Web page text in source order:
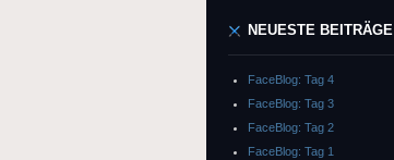
NEUESTE BEITRÄGE
FaceBlog: Tag 4
FaceBlog: Tag 3
FaceBlog: Tag 2
FaceBlog: Tag 1